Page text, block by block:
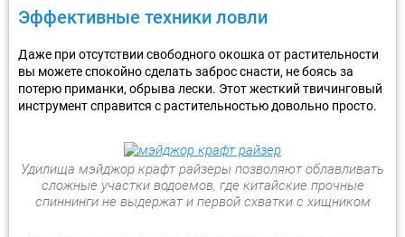
Эффективные техники ловли
Даже при отсутствии свободного окошка от растительности
вы можете спокойно сделать заброс снасти, не боясь за
потерю приманки, обрыва лески. Этот жесткий твичинговый
инструмент справится с растительностью довольно просто.
Удилища мэйджор крафт райзеры позволяют облавливать
сложные участки водоемов, где китайские прочные
спиннинги не выдержат и первой схватки с хищником